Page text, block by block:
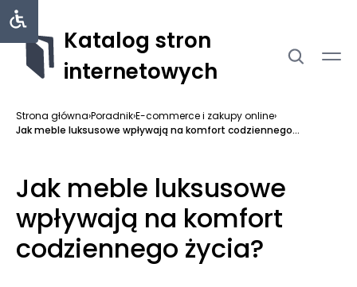
Katalog stron
internetowych
Strona główna›Poradnik›E-commerce i zakupy online›
Jak meble luksusowe wpływają na komfort codziennego...
Jak meble luksusowe
wpływają na komfort
codziennego życia?